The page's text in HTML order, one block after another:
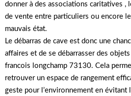
donner à des associations caritatives ,
de vente entre particuliers ou encore
mauvais état.
Le débarras de cave est donc une
affaires et de se débarrasser des
francois longchamp 73130. Cela
retrouver un espace de rangement
geste pour l’environnement en évitant